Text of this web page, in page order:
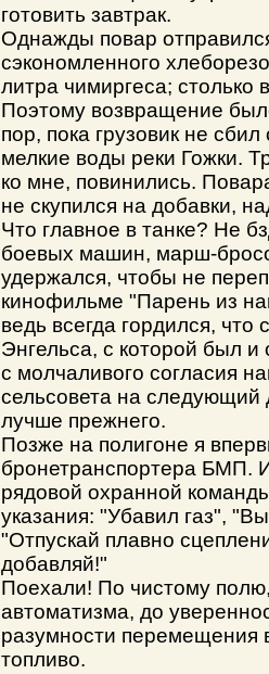
готовить завтрак.
Однажды повар
сэкономленного
литра чимиргеса; столько
Поэтому возвращение
пор, пока грузовик не
мелкие воды реки Гожки.
ко мне, повинились.
не скупился на добавки,
Что главное в танке? Не
боевых машин, марш-
удержался, чтобы не
кинофильме "Парень из
ведь всегда гордился,
Энгельса, с которой был
с молчаливого согласия
сельсовета на следующий
лучше прежнего.
Позже на полигоне я
бронетранспортера БМП.
рядовой охранной
указания: "Убавил газ",
"Отпускай плавно
добавляй!"
Поехали! По чистому
автоматизма, до
разумности перемещения
топливо.